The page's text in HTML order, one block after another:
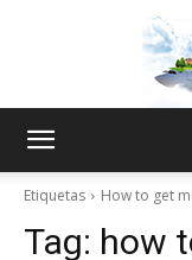
Etiquetas How to get
Tag: how